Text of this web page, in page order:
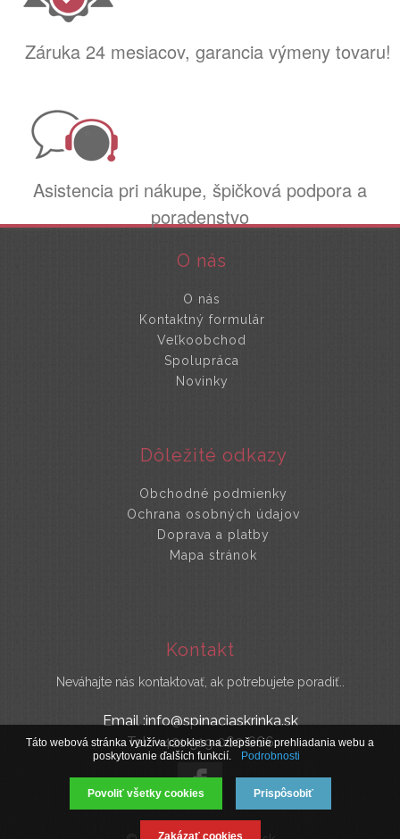
Záruka 24 mesiacov, garancia výmeny tovaru!
Asistencia pri nákupe, špičková podpora a
poradenstvo
O nás
O nás
Kontaktný formulár
Veľkoobchod
Spolupráca
Novinky
Dôležité odkazy
Obchodné podmienky
Ochrana osobných údajov
Doprava a platby
Mapa stránok
Kontakt
Neváhajte nás kontaktovať, ak potrebujete poradiť..
Email :info@spinaciaskrinka.sk
Tel : +421 919 060 666
Táto webová stránka využíva cookies na zlepšenie prehliadania webu a
poskytovanie ďalších funkcií.
Podrobnosti
Povoliť všetky cookies Prispôsobiť
Zakázať cookies